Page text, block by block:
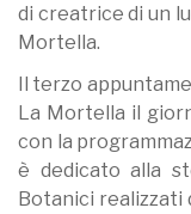
di creatrice di un
Mortella.
Il terzo
La Mortella il
con la
è dedicato alla
Botanici realizzati